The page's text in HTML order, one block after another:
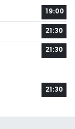
19:00
21:30
21:30
21:30